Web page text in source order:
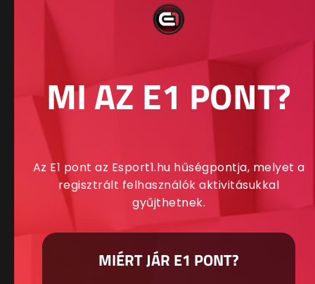
MI AZ E1 PONT?
Az E1 pont az Esport1.hu hűségpontja, melyet a
regisztrált felhasználók aktivitásukkal
gyűjthetnek.
MIÉRT JÁR E1 PONT?